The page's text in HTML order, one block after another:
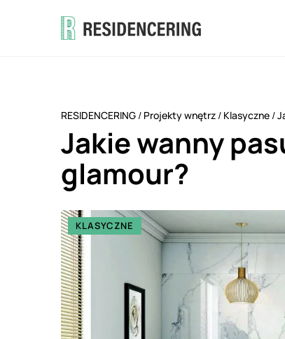
RESIDENCERING / Projekty wnętrz / Klasyczne /
Jakie wanny
glamour?
KLASYCZNE